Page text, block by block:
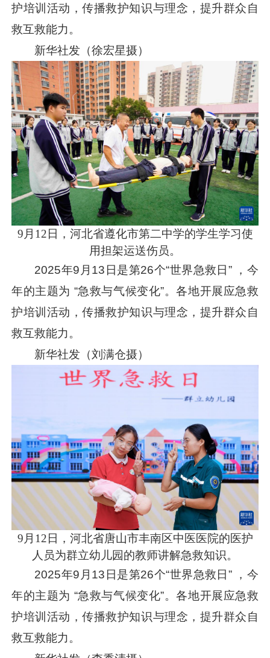
护培训活动，传播救护知识与理念，提升群众自
救互救能力。
新华社发（徐宏星摄）
9月12日，河北省遵化市第二中学的学生学习使
用担架运送伤员。
2025年9月13日是第26个“世界急救日” ，今
年的主题为 “急救与气候变化”。各地开展应急救
护培训活动，传播救护知识与理念，提升群众自
救互救能力。
新华社发（刘满仓摄）
9月12日，河北省唐山市丰南区中医医院的医护
人员为群立幼儿园的教师讲解急救知识。
2025年9月13日是第26个“世界急救日” ，今
年的主题为 “急救与气候变化”。各地开展应急救
护培训活动，传播救护知识与理念，提升群众自
救互救能力。